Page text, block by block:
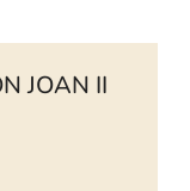
JOAN II